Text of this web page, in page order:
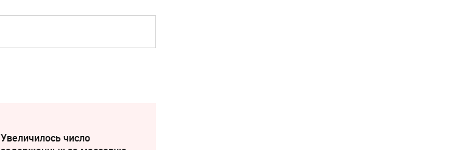
Увеличилось число